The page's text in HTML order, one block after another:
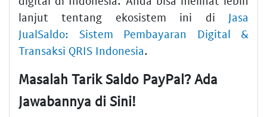
lanjut tentang ekosistem ini di Jasa
JualSaldo: Sistem Pembayaran Digital &
Transaksi QRIS Indonesia.
Masalah Tarik Saldo PayPal? Ada
Jawabannya di Sini!